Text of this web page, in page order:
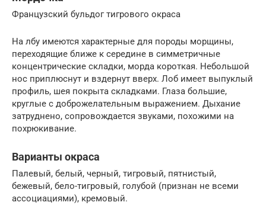
Французский бульдог тигрового окраса
На лбу имеются характерные для породы морщины,
переходящие ближе к середине в симметричные
концентрические складки, морда короткая. Небольшой
нос приплюснут и вздернут вверх. Лоб имеет выпуклый
профиль, шея покрыта складками. Глаза большие,
круглые с доброжелательным выражением. Дыхание
затруднено, сопровождается звуками, похожими на
похрюкивание.
Варианты окраса
Палевый, белый, черный, тигровый, пятнистый,
бежевый, бело-тигровый, голубой (признан не всеми
ассоциациями), кремовый.